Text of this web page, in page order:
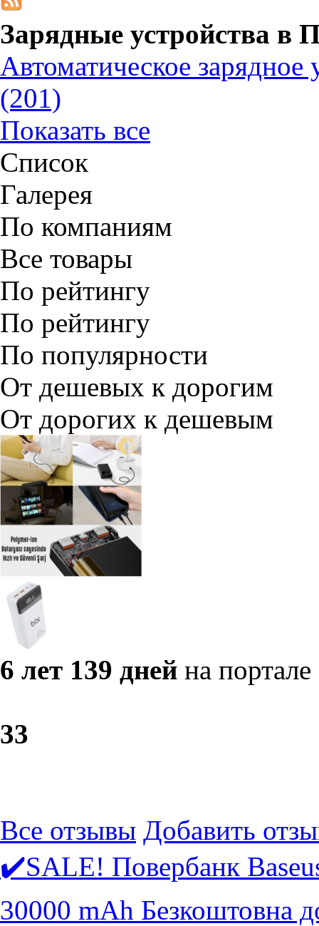
Зарядные устройства в
Автоматическое зарядное
(201)
Показать все
Список
Галерея
По компаниям
Все товары
По рейтингу
По рейтингу
По популярности
От дешевых к дорогим
От дорогих к дешевым
6 лет 139 дней на портале
33
Все отзывы Добавить
✔️SALE! Повербанк
30000 mAh Безкоштовна